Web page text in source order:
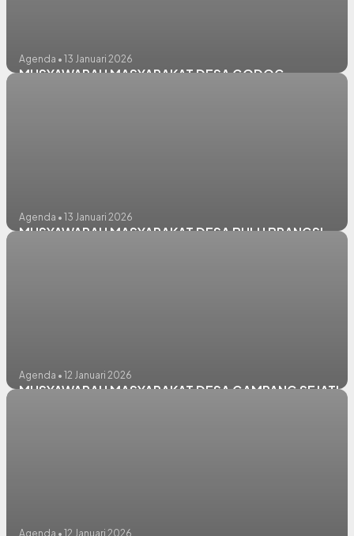
Agenda • 13 Januari 2026
MUSYAWARAH MASYARAKAT DESA GODOG
Agenda • 13 Januari 2026
MUSYAWARAH MASYARAKAT DESA BULU BRANGSI
Agenda • 12 Januari 2026
MUSYAWARAH MASYARAKAT DESA GAMPANG SEJATI
Agenda • 12 Januari 2026